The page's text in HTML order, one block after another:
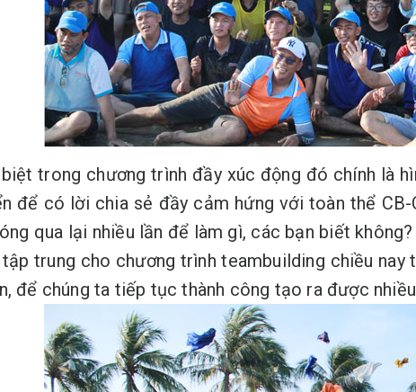
trong chương trình đầy xúc động đó chính là
để có lời chia sẻ đầy cảm hứng với toàn thể
qua lại nhiều lần để làm gì, các bạn biết
trung cho chương trình teambuilding chiều
để chúng ta tiếp tục thành công tạo ra được